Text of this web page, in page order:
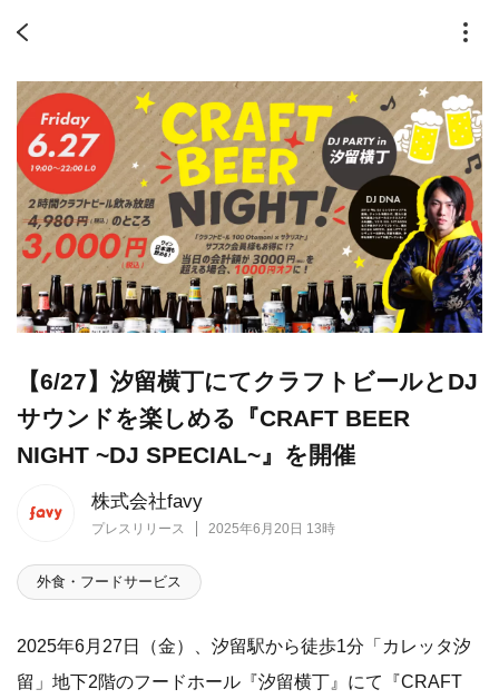
株式会社favy
プレスリリース 2025年6月20日 13時
【6/27】汐留横丁にてクラフトビールとDJ
サウンドを楽しめる『CRAFT BEER
NIGHT ~DJ SPECIAL~』を開催
外食・フードサービス
2025年6月27日（金）、汐留駅から徒歩1分「カレッタ汐
留」地下2階のフードホール『汐留横丁』にて『CRAFT